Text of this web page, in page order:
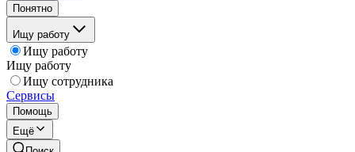
Понятно
Ищу работу
Ищу работу
Ищу работу
Ищу сотрудника
Сервисы
Помощь
Ещё